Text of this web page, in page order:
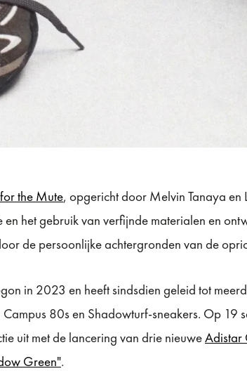
the Mute, opgericht door Melvin Tanaya en
het gebruik van verfijnde materialen en
de persoonlijke achtergronden van de
in 2023 en heeft sindsdien geleid tot
80s en Shadowturf-sneakers. Op 19
uit met de lancering van drie nieuweAdistar
Green".